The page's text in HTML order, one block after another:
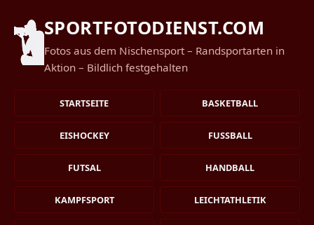
SPORTFOTODIENST.COM
Fotos aus dem Nischensport – Randsportarten in
Aktion – Bildlich festgehalten
STARTSEITE BASKETBALL
EISHOCKEY FUSSBALL
FUTSAL HANDBALL
KAMPFSPORT LEICHTATHLETIK